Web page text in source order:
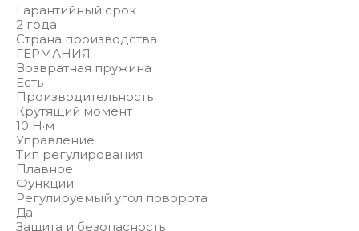
Гарантийный срок
2 года
Страна производства
ГЕРМАНИЯ
Возвратная пружина
Есть
Производительность
Крутящий момент
10 Н·м
Управление
Тип регулирования
Плавное
Функции
Регулируемый угол поворота
Да
Защита и безопасность